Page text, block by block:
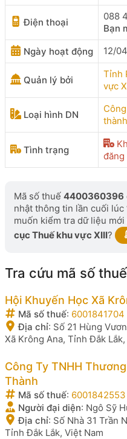
Điện thoại
088
Bạn
Ngày hoạt động
12/
Quản lý bởi
Tỉnh
vực
Loại hình DN
Tình trạng
đăng
Mã số thuế 4400360396
nhật thông tin lần cuối lúc
muốn kiểm tra dữ liệu
cục Thuế khu vực XIII?
Tra cứu mã số
Hội Khuyến Học Xã
Mã số thuế: 6001841704
Địa chỉ: Số 21 Hùng
Xã Krông Ana, Tỉnh Đắk
Công Ty TNHH
Thành
Mã số thuế: 6001842553
Người đại diện: Ngô Sỹ
Địa chỉ: Số Nhà 31 Trần
Tỉnh Đắk Lắk, Việt Nam